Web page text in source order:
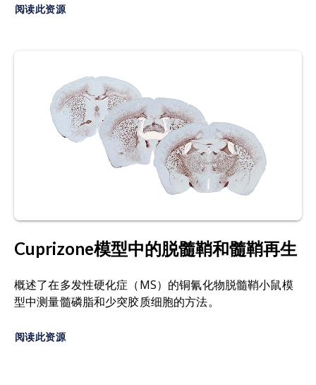
阅读此资源
Cuprizone模型中的脱髓鞘和髓鞘再生
概述了在多发性硬化症（MS）的铜氰化物脱髓鞘小鼠模
型中测量髓磷脂和少突胶质细胞的方法。
阅读此资源